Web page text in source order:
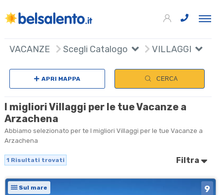
VACANZE Scegli Catalogo VILLAGGI
APRI MAPPA CERCA
I migliori Villaggi per le tue Vacanze a
Arzachena
Abbiamo selezionato per te I migliori Villaggi per le tue Vacanze a
Arzachena
1 Risultati trovati Filtra
Sul mare 9
+